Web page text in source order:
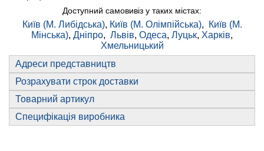
Доступний самовивіз у таких містах:
Київ (М. Либідська), Київ (М. Олімпійська),
Київ (М.
Мінська), Дніпро, Львів, Одеса, Луцьк, Харків,
Хмельницький
Адреси представництв
Розрахувати строк доставки
Товарний артикул
Специфікація виробника